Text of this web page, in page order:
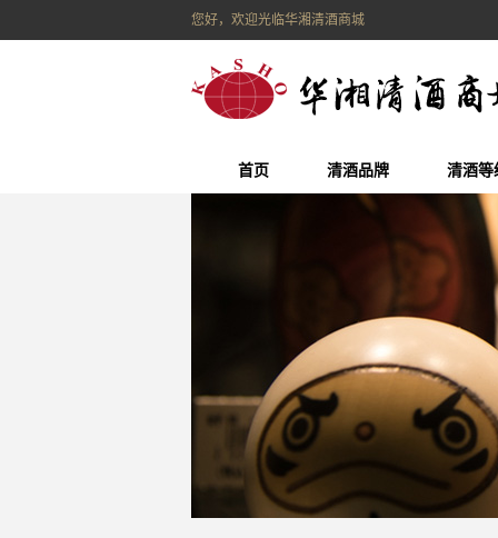
您好，欢迎光临华湘清酒商城
首页 清酒品牌 清酒等